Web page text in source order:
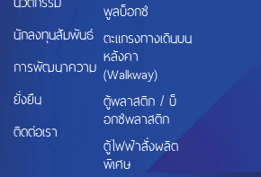
นักลงทุนสัมพันธ์
การพัฒนาความ
ยั่งยืน
ติดต่อเรา
พูลบ็อกซ์
ตะแกรงทางเดินบน
หลังคา
(Walkway)
ตู้พลาสติก / บ็
อกซ์พลาสติก
ตู้ไฟฟ้าสั่งผลิต
พิเศษ